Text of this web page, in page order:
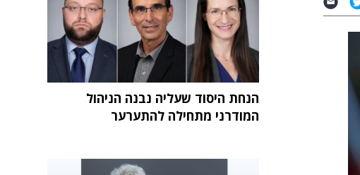
הנחת היסוד שעליה נבנה הניהול
המודרני מתחילה להתערער